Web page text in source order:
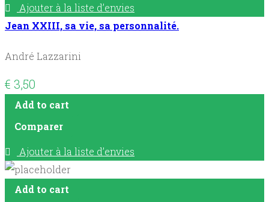
Ajouter à la liste d’envies
Jean XXIII, sa vie, sa personnalité.
André Lazzarini
€ 3,50
Add to cart
Comparer
Ajouter à la liste d’envies
Add to cart